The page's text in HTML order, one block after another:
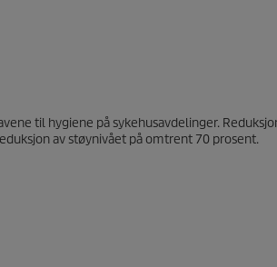
til hygiene på sykehusavdelinger.
av støynivået på omtrent 70 prosent.